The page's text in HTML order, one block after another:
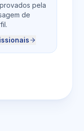
pela
de